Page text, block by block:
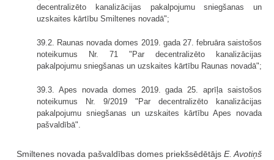
decentralizēto kanalizācijas pakalpojumu sniegšanas un
uzskaites kārtību Smiltenes novadā";
39.2. Raunas novada domes 2019. gada 27. februāra saistošos
noteikumus Nr. 71 "Par decentralizēto kanalizācijas
pakalpojumu sniegšanas un uzskaites kārtību Raunas novadā";
39.3. Apes novada domes 2019. gada 25. aprīļa saistošos
noteikumus Nr. 9/2019 "Par decentralizēto kanalizācijas
pakalpojumu sniegšanas un uzskaites kārtību Apes novada
pašvaldībā".
Smiltenes novada pašvaldības domes priekšsēdētājs E. Avotiņš